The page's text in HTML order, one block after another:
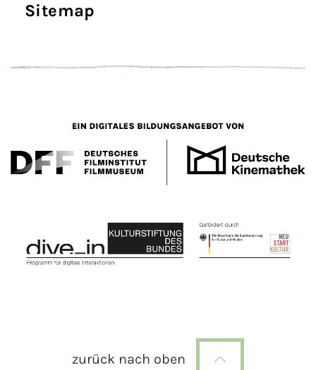
Sitemap
zurück nach oben